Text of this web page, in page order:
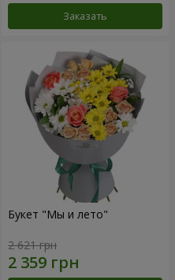
Заказать
Букет "Мы и лето"
2 621 грн